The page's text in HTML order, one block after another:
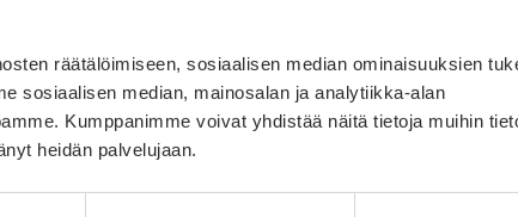
räätälöimiseen, sosiaalisen median ominaisuuksien
sosiaalisen median, mainosalan ja analytiikka-alan
Kumppanimme voivat yhdistää näitä tietoja muihin
heidän palvelujaan.
0%
0%
0%
Katu-uskottavat BRONX-nimilaatat on messinkiä
taustapuoli on myös antiikkihopeoitu. Bronx-
Kaiverrusjälki on syvä ja erittäin siisti, koska
Kaiverrettu teksti on luettavissa laatasta vuosia,
Ilmoitettu hinta sisältää lyhyen tekstin (esim.
toiveesi mukaan. Tuotteen mukana tulee myös